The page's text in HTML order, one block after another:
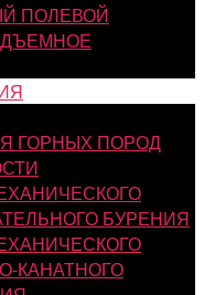
ПОЛЕВОЙ
ГОРНЫХ ПОРОД
БУРЕНИЯ
КАНАТНОГО